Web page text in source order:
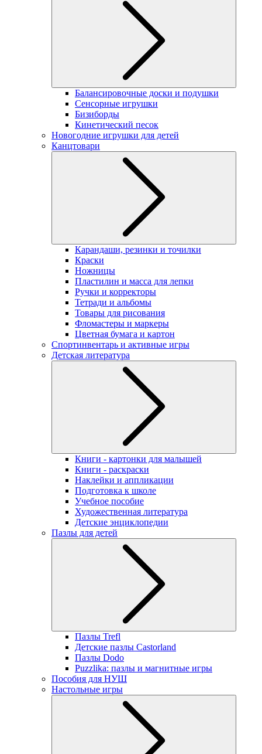
Балансировочные доски и подушки
Сенсорные игрушки
Бизиборды
Кинетический песок
Новогодние игрушки для детей
Канцтовари
Карандаши, резинки и точилки
Краски
Ножницы
Пластилин и масса для лепки
Ручки и корректоры
Тетради и альбомы
Товары для рисования
Фломастеры и маркеры
Цветная бумага и картон
Спортинвентарь и активные игры
Детская литература
Книги - картонки для малышей
Книги - раскраски
Наклейки и аппликации
Подготовка к школе
Учебное пособие
Художественная литература
Детские энциклопедии
Пазлы для детей
Пазлы Trefl
Детские пазлы Castorland
Пазлы Dodo
Puzzlika: пазлы и магнитные игры
Пособия для НУШ
Настольные игры